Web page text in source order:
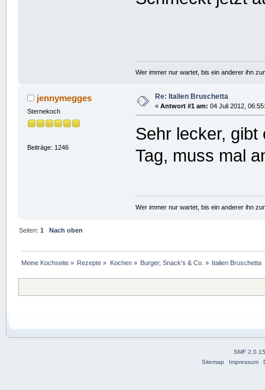
Wer immer nur wartet, bis ein anderer ihn
jennymegges
Sternekoch
Beiträge: 1246
Re: Italien Bruschetta
« Antwort #1 am: 04 Juli 2012,
Sehr lecker,
Tag, muss mal
Wer immer nur wartet, bis ein anderer ihn
Seiten:1 Nach oben
Meine Kochseite » Rezepte » Kochen» Burger, Snack's & Co. » Italien Bruschetta
SMF
Sitemap
Impressum